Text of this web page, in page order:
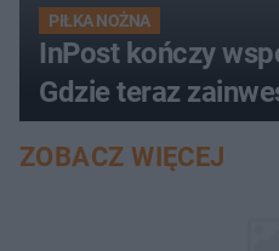
PIŁKA NOŻNA
InPost kończy
Gdzie teraz
ZOBACZ WIĘCEJ